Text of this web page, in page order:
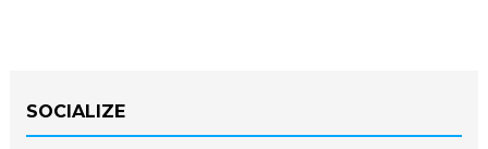
SOCIALIZE